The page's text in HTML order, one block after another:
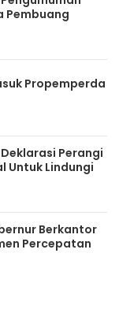
Pembuang
Propemperda
Perangi
Untuk Lindungi
Berkantor
Percepatan